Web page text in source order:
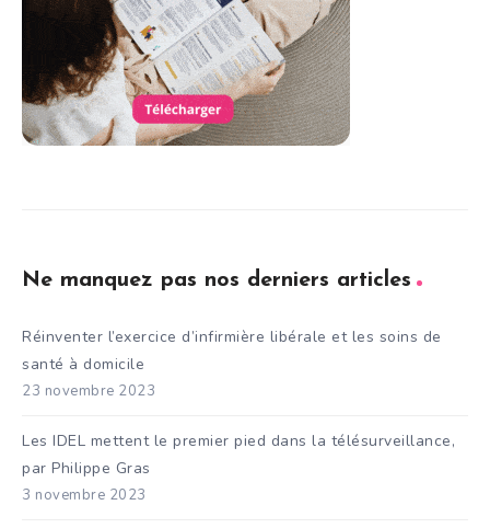
Ne manquez pas nos derniers articles
Réinventer l’exercice d’infirmière libérale et les soins de
santé à domicile
23 novembre 2023
Les IDEL mettent le premier pied dans la télésurveillance,
par Philippe Gras
3 novembre 2023